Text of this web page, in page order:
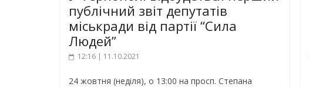
публічний звіт депутатів
міськради від партії “Сила
Людей”
12:16 | 11.10.2021
24 жовтня (неділя), о 13:00 на просп. Степана